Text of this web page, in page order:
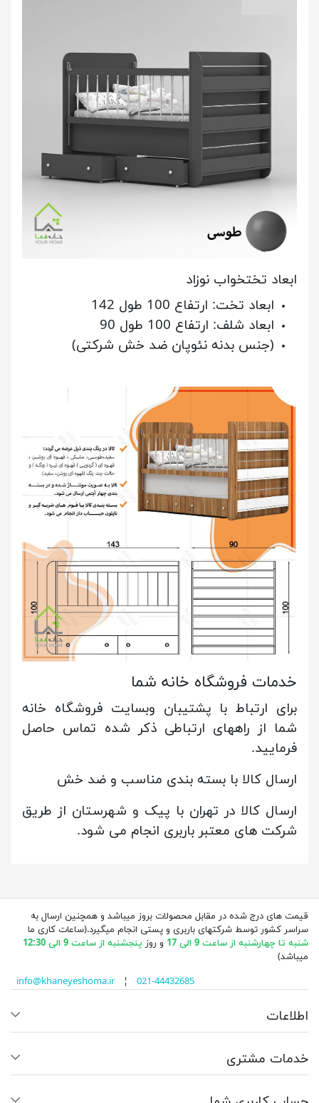
ابعاد تختخواب نوزاد
ابعاد تخت: ارتفاع 100 طول 142
ابعاد شلف: ارتفاع 100 طول 90
(جنس بدنه نئوپان ضد خش شرکتی)
خدمات فروشگاه خانه شما
برای ارتباط با پشتیبان وبسایت فروشگاه خانه
شما از راههای ارتباطی ذکر شده تماس حاصل
فرمایید.
ارسال کالا با بسته بندی مناسب و ضد خش
ارسال کالا در تهران با پیک و شهرستان از طریق
شرکت های معتبر باربری انجام می شود.
قیمت های درج شده در مقابل محصولات بروز میباشد و همچنین ارسال به
سراسر کشور توسط شرکتهای باربری و پستی انجام میگیرد.(ساعات کاری ما
شنبه تا چهارشنبه از ساعت 9 الی 17
و روز پنجشنبه از ساعت 9 الی 12:30
میباشد)
info@khaneyeshoma.ir¦ 021-44432685
اطلاعات
خدمات مشتری